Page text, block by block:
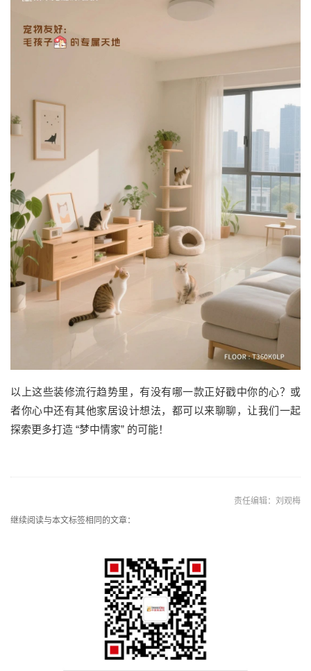
以上这些装修流行趋势里，有没有哪一款正好戳中你的心？或
者你心中还有其他家居设计想法，都可以来聊聊，让我们一起
探索更多打造 “梦中情家” 的可能！
责任编辑：刘观梅
继续阅读与本文标签相同的文章：